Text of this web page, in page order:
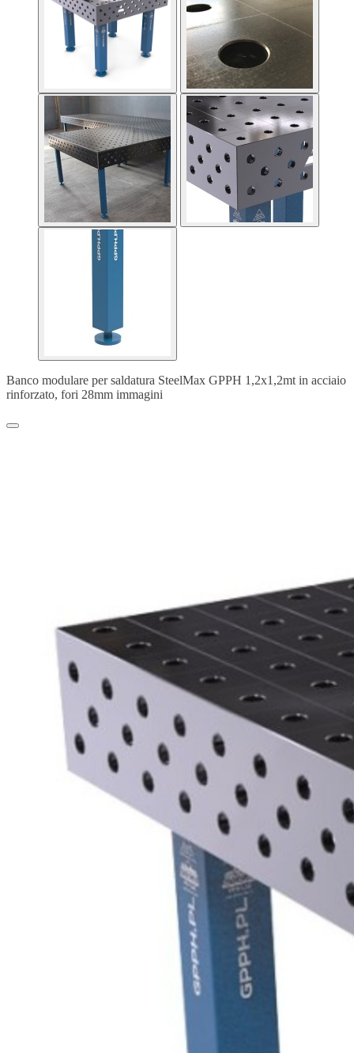
Banco modulare per saldatura SteelMax GPPH 1,2x1,2mt in acciaio
rinforzato, fori 28mm immagini